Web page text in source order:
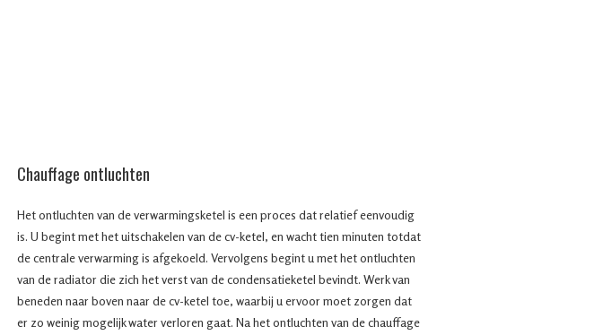
Chauffage ontluchten
Het ontluchten van de verwarmingsketel is een proces dat relatief eenvoudig
is. U begint met het uitschakelen van de cv-ketel, en wacht tien minuten totdat
de centrale verwarming is afgekoeld. Vervolgens begint u met het ontluchten
van de radiator die zich het verst van de condensatieketel bevindt. Werk van
beneden naar boven naar de cv-ketel toe, waarbij u ervoor moet zorgen dat
er zo weinig mogelijk water verloren gaat. Na het ontluchten van de chauffage